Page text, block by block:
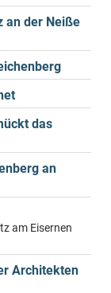
an der Neiße
das
an
am Eisernen
Architekten